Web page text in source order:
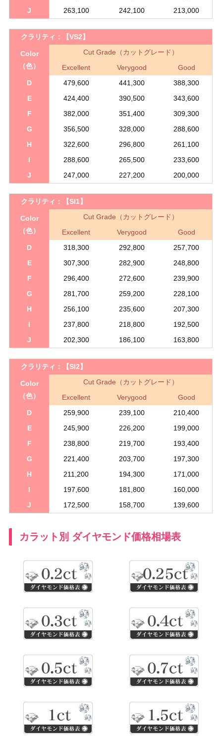
J
263,100 242,100 213,000
クラリティ： 【VS2】
Color
（色）
Cut Grade（カットグレード）
Excellent
Verygood
Good
D
479,600 441,300
388,300
E
424,400 390,500
343,600
F
382,000 351,400
309,300
G
356,500 328,000
288,600
H
322,600 296,800
261,100
I
288,600 265,500
233,600
J
247,000 227,200 200,000
クラリティ： 【SI1】
Color
（色）
Cut Grade（カットグレード）
Excellent
Verygood
Good
D
318,300 292,800
257,700
E
307,300 282,900
248,800
F
296,400 272,600
239,900
G
281,700 259,200
228,100
H
256,100 235,600
207,300
I
237,800 218,800
192,500
J
202,300 186,100 163,800
クラリティ： 【SI2】
Color
（色）
Cut Grade（カットグレード）
Excellent
Verygood
Good
D
259,900 239,100
210,400
E
245,900 226,200
199,000
F
238,800 219,700
193,400
G
221,400 203,700
197,300
H
211,200 194,300
171,000
I
197,600 181,800
160,000
J
172,500 158,700 139,600
カラット別 ダイヤモンド価格相場表